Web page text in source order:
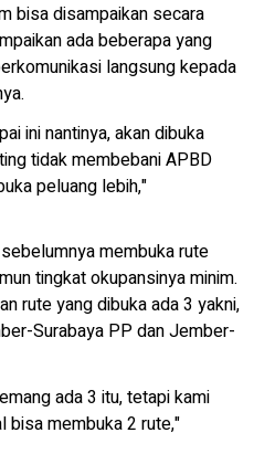
bisa disampaikan secara
ada beberapa yang
langsung kepada
ini nantinya, akan dibuka
tidak membebani APBD
peluang lebih,"
membuka rute
tingkat okupansinya minim.
rute yang dibuka ada 3 yakni,
Surabaya PP dan Jember-
ada 3 itu, tetapi kami
bisa membuka 2 rute,"